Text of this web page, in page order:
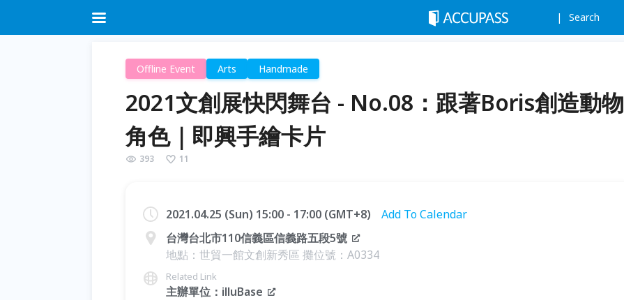
Search
Offline Event Arts Handmade
2021文創展快閃舞台 - No.08：跟著Boris創造動物
角色｜即興手繪卡片
393 11
2021.04.25 (Sun) 15:00 - 17:00 (GMT+8)
Add To Calendar
台灣台北市110信義區信義路五段5號
地點：世貿一館文創新秀區 攤位號：A0334
Related Link
主辦單位：illuBase